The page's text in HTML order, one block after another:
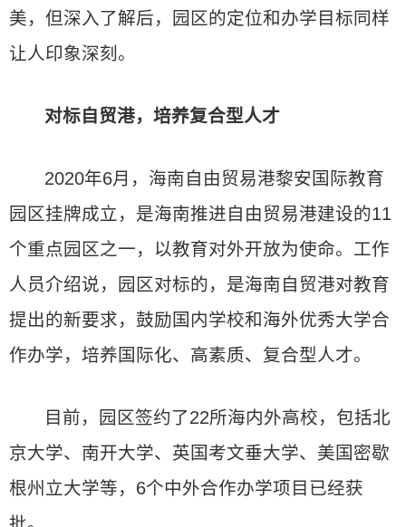
美，但深入了解后，园区的定位和办学目标同样
让人印象深刻。
对标自贸港，培养复合型人才
2020年6月，海南自由贸易港黎安国际教育
园区挂牌成立，是海南推进自由贸易港建设的11
个重点园区之一，以教育对外开放为使命。工作
人员介绍说，园区对标的，是海南自贸港对教育
提出的新要求，鼓励国内学校和海外优秀大学合
作办学，培养国际化、高素质、复合型人才。
目前，园区签约了22所海内外高校，包括北
京大学、南开大学、英国考文垂大学、美国密歇
根州立大学等，6个中外合作办学项目已经获